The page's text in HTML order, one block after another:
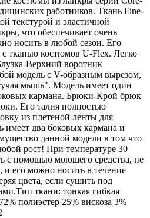
работников. Ткань Fine-
текстурой и эластичной
что обеспечивает очень
носить в любой сезон. Его
тканью костюмов U-Flex. Легко
Верхний воротник
модель с V-образным вырезом,
мышь". Модель имеет один
кармана. Брюки-Крой брюк
Его талия полностью
из плетеной ленты для
имеет два боковых кармана и
данной модели в том что
рост! При температуре 30
с помощью моющего средства, не
и его можно носить в течение
цвета, если сушить под
ткани: тонкая гибкая
полиэстер 25% вискоза 3%